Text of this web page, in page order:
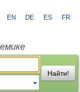
EN DE ES FR
Найти!